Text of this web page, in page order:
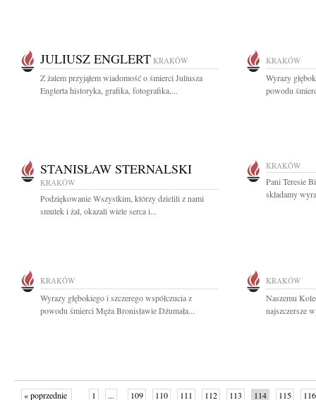
JULIUSZ ENGLERT KRAKÓW
Z żalem przyjąłem wiadomość o śmierci Juliusza
Englerta historyka, grafika, fotografika,...
KRAKÓW
Wyrazy
powodu
STANISŁAW STERNALSKI
KRAKÓW
Podziękowanie Wszystkim, którzy dzielili z nami
smutek i żal, okazali wiele serca i...
KRAKÓW
Pani Teresie
składamy
KRAKÓW
Wyrazy głębokiego i szczerego współczucia z
powodu śmierci Męża Bronisławie Dżumała...
KRAKÓW
Naszemu
najszczersze
« poprzednie 1 ... 109 110 111 112 113 114 115 116